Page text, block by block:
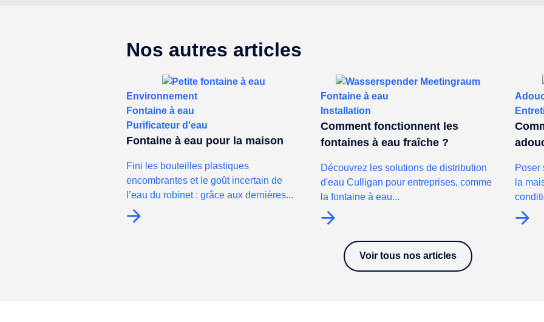
Nos autres articles
Environnement
Fontaine à eau
Purificateur d'eau
Fontaine à eau pour la maison
Fini les bouteilles plastiques
encombrantes et le goût incertain de
l’eau du robinet : grâce aux dernières...
Fontaine à eau
Installation
Comment fonctionnent les
fontaines à eau fraîche ?
Découvrez les solutions de distribution
d'eau Culligan pour entreprises, comme
la fontaine à eau...
Poser
la
Voir tous nos articles